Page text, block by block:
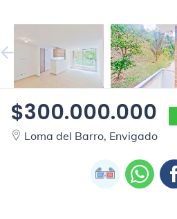
$300.000.000
Loma del Barro, Envigado